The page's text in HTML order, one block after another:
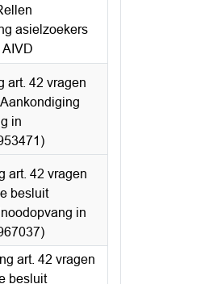
asielzoekers
art. 42 vragen
in
art. 42 vragen
besluit
in
art. 42 vragen
besluit